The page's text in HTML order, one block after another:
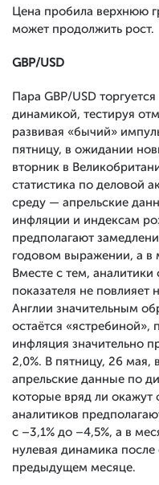
Цена пробила верхнюю
может продолжить рост.
GBP/USD
Пара GBP/USD
динамикой, тестируя
развивая «бычий»
пятницу, в ожидании
вторник в
статистика по деловой
среду — апрельские
инфляции и индексам
предполагают
годовом выражении, а в
Вместе с тем,
показателя не
Англии значительным
остаётся «ястребиной»,
инфляция значительно
2,0%. В пятницу, 26 мая,
апрельские данные по
которые вряд ли
аналитиков
с –3,1% до –4,5%, а в
нулевая динамика
предыдущем месяце.